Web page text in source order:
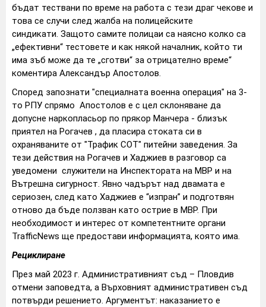
бъдат тествани по време на работа с тези драг чекове и
това се случи след жалба на полицейските
синдикати. Защото самите полицаи са наясно колко са
„ефективни“ тестовете и как някой началник, който ти
има зъб може да те „сготви“ за отрицателно време“
коментира Александър Апостолов.
Според запознати "специалната военна операция" на 3-
то РПУ спрямо Апостолов е с цел склоняване да
допусне наркопласьор по прякор Манчера - близък
приятел на Рогачев , да пласира стоката си в
охраняваните от "Трафик СОТ" питейни заведения. За
тези действия на Рогачев и Хаджиев в разговор са
уведомени служители на Инспектората на МВР и на
Вътрешна сигурност. Явно чадърът над двамата е
сериозен, след като Хаджиев е “изпран” и подготвян
отново да бъде ползван като острие в МВР. При
необходимост и интерес от компетентните органи
TrafficNews ще предостави информацията, която има.
Рециклиране
През май 2023 г. Административният съд – Пловдив
отмени заповедта, а Върховният административен съд
потвърди решението. Аргументът: наказанието е